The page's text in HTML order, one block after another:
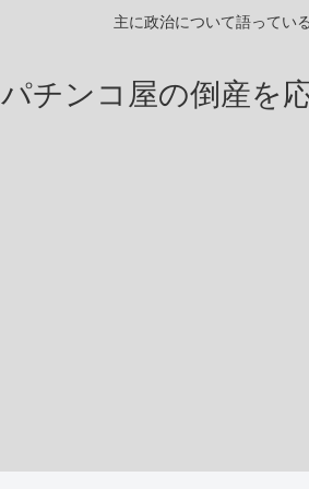
主に政治について語ってい
パチンコ屋の倒産を